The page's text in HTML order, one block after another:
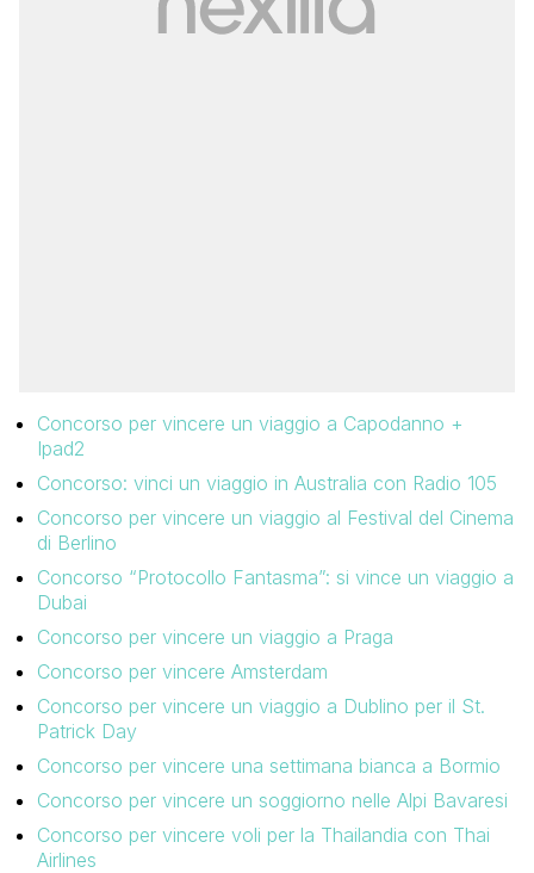
Concorso per vincere un viaggio a Capodanno +
Ipad2
Concorso: vinci un viaggio in Australia con Radio 105
Concorso per vincere un viaggio al Festival del Cinema
di Berlino
Concorso “Protocollo Fantasma”: si vince un viaggio a
Dubai
Concorso per vincere un viaggio a Praga
Concorso per vincere Amsterdam
Concorso per vincere un viaggio a Dublino per il St.
Patrick Day
Concorso per vincere una settimana bianca a Bormio
Concorso per vincere un soggiorno nelle Alpi Bavaresi
Concorso per vincere voli per la Thailandia con Thai
Airlines